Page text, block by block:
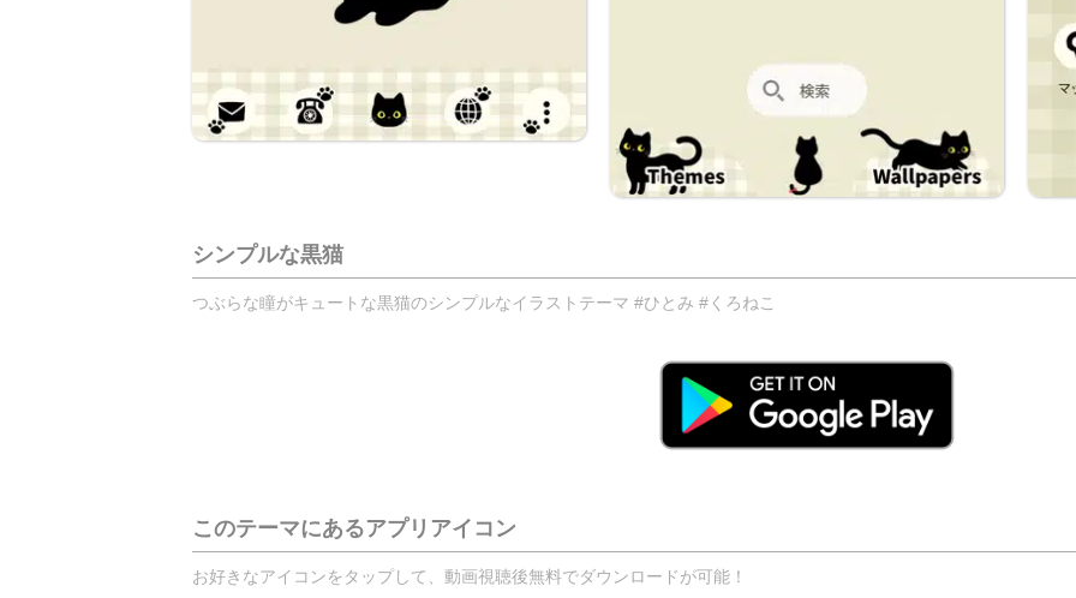
シンプルな黒猫
つぶらな瞳がキュートな黒猫のシンプルなイラストテーマ #ひとみ #くろねこ
このテーマにあるアプリアイコン
お好きなアイコンをタップして、動画視聴後無料でダウンロードが可能！